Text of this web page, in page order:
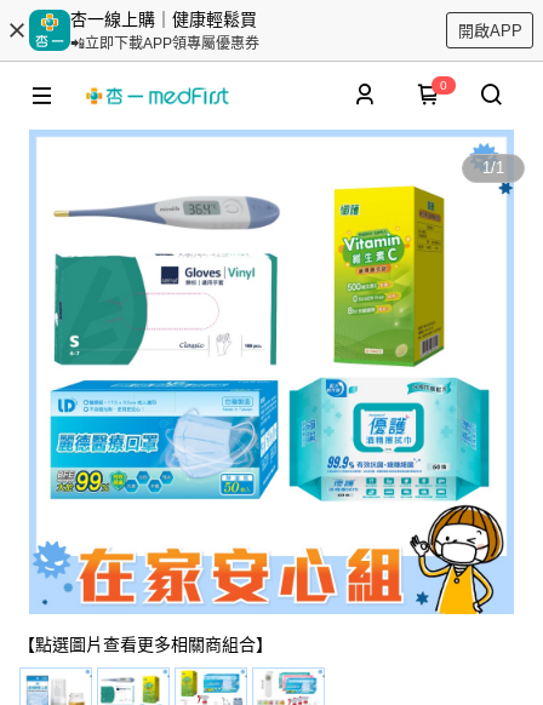
杏一線上購｜健康輕鬆買
📲立即下載APP領專屬優惠券
開啟APP
0
1/1
【點選圖片查看更多相關商組合】